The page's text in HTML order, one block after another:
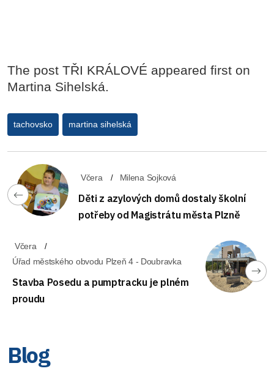
The post TŘI KRÁLOVÉ appeared first on
Martina Sihelská.
tachovsko martina sihelská
Včera Milena Sojková
Děti z azylových domů dostaly školní
potřeby od Magistrátu města Plzně
Včera
Úřad městského obvodu Plzeň 4 - Doubravka
Stavba Posedu a pumptracku je plném
proudu
Blog